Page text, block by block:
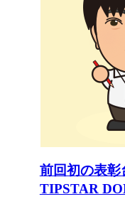
前回初の表彰
TIPSTAR